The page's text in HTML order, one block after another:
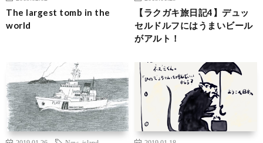
The largest tomb in the
world
【ラクガキ旅日記4】デュッ
セルドルフにはうまいビール
がアルト！